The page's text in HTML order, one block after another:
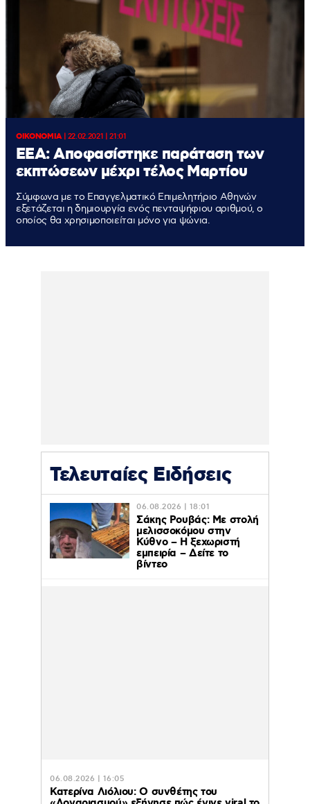
ΟΙΚΟΝΟΜΙΑ| 22.02.2021 | 21:01
ΕΕΑ: Αποφασίστηκε παράταση των
εκπτώσεων μέχρι τέλος Μαρτίου
Σύμφωνα με το Επαγγελματικό Επιμελητήριο Αθηνών
εξετάζεται η δημιουργία ενός πενταψήφιου αριθμού, ο
οποίος θα χρησιμοποιείται μόνο για ψώνια.
Τελευταίες Ειδήσεις
06.08.2026 | 18:01
Σάκης Ρουβάς: Με στολή
μελισσοκόμου στην
Κύθνο – Η ξεχωριστή
εμπειρία – Δείτε το
βίντεο
06.08.2026 | 16:05
Κατερίνα Λιόλιου: Ο συνθέτης του